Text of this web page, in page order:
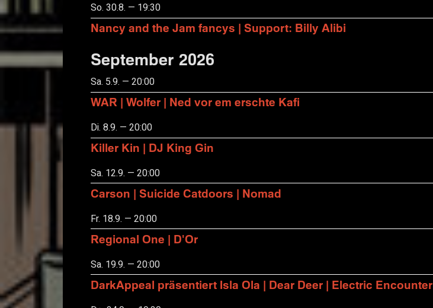
So. 30.8. — 19:30
Nancy and the Jam fancys | Support: Billy Alibi
September 2026
Sa. 5.9. — 20:00
WAR | Wolfer | Ned vor em erschte Kafi
Di. 8.9. — 20:00
Killer Kin | DJ King Gin
Sa. 12.9. — 20:00
Carson | Suicide Catdoors | Nomad
Fr. 18.9. — 20:00
Regional One | D'Or
Sa. 19.9. — 20:00
DarkAppeal präsentiert Isla Ola | Dear Deer | Electric Encounter